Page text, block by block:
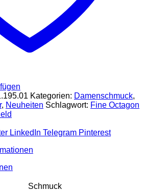
Kategorien: Damenschmuck,
, Neuheiten Schlagwort: Fine Octagon
LinkedIn Telegram Pinterest
Schmuck